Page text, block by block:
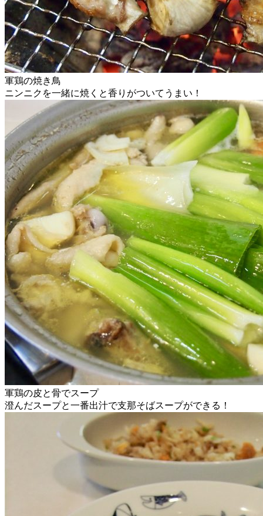
軍鶏の焼き鳥
ニンニクを一緒に焼くと香りがついてうまい！
軍鶏の皮と骨でスープ
澄んだスープと一番出汁で支那そばスープができる！